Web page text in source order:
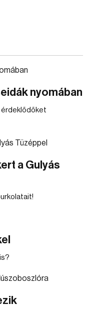
nyomában
érdeklődőket
a Gulyás